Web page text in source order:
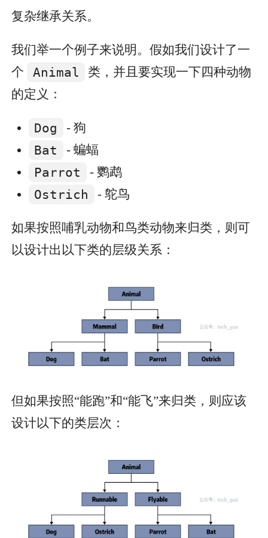
复杂继承关系。
我们举一个例子来说明。假如我们设计了一
个
Animal
类，并且要实现一下四种动物
的定义：
Dog
- 狗
Bat
- 蝙蝠
Parrot
- 鹦鹉
Ostrich
- 鸵鸟
如果按照哺乳动物和鸟类动物来归类，则可
以设计出以下类的层级关系：
但如果按照“能跑”和“能飞”来归类，则应该
设计以下的类层次：